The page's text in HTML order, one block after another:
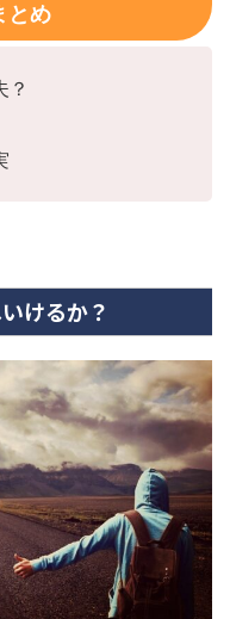
とめ
？
けるか？